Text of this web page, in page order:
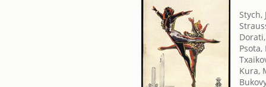
Stych,
Psota,
Kura,